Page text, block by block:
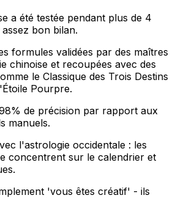
a été testée pendant plus de 4
bon bilan.
formules validées par des maîtres
chinoise et recoupées avec des
le Classique des Trois Destins
Pourpre.
de précision par rapport aux
manuels.
l'astrologie occidentale : les
concentrent sur le calendrier et
.
'vous êtes créatif' - ils